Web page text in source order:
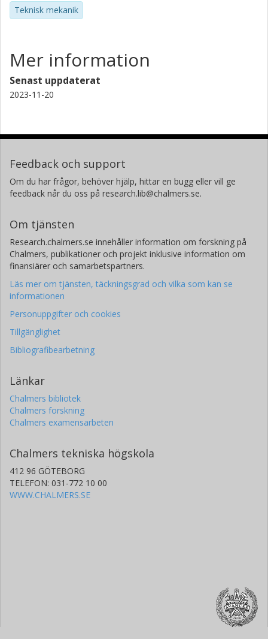
Teknisk mekanik
Mer information
Senast uppdaterat
2023-11-20
Feedback och support
Om du har frågor, behöver hjälp, hittar en bugg eller vill ge
feedback når du oss på research.lib@chalmers.se.
Om tjänsten
Research.chalmers.se innehåller information om forskning på
Chalmers, publikationer och projekt inklusive information om
finansiärer och samarbetspartners.
Läs mer om tjänsten, täckningsgrad och vilka som kan se
informationen
Personuppgifter och cookies
Tillgänglighet
Bibliografibearbetning
Länkar
Chalmers bibliotek
Chalmers forskning
Chalmers examensarbeten
Chalmers tekniska högskola
412 96 GÖTEBORG
TELEFON: 031-772 10 00
WWW.CHALMERS.SE